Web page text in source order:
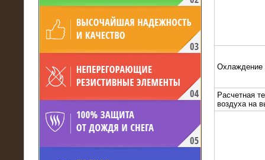
15.04.2017
Нагрузочный комплекс 16 МВт с
Охлаждение
Расчетная
воздуха на